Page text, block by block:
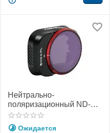
Нейтрально-
поляризационный ND-PL
фильтр DJI Mini 3 / Mini 3
Pro (Freewell)
Ожидается